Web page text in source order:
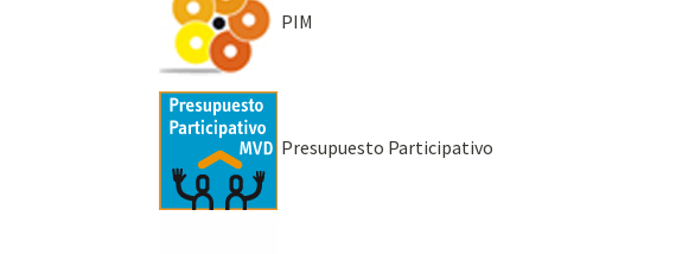
PIM
Presupuesto Participativo